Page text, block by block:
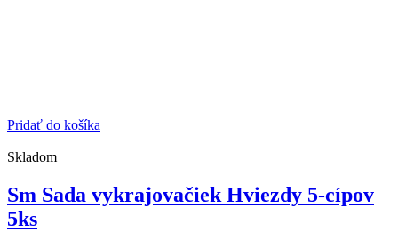
Pridať do košíka
Skladom
Sm Sada vykrajovačiek Hviezdy 5-cípov
5ks